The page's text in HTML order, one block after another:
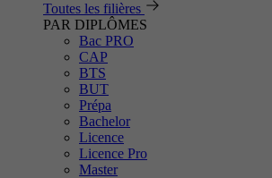
Toutes les filières
PAR DIPLÔMES
Bac PRO
CAP
BTS
BUT
Prépa
Bachelor
Licence
Licence Pro
Master